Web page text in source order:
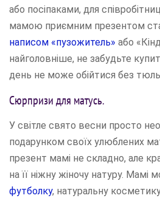
або посіпаками, для
мамою приємним презентом
написом «пузожитель» або
найголовніше, не забудьте
день не може обійтися без
Сюрпризи для матусь.
У світле свято весни просто
подарунком своїх улюблених
презент мамі не складно, але
на її ніжну жіночу натуру. Мамі
футболку, натуральну